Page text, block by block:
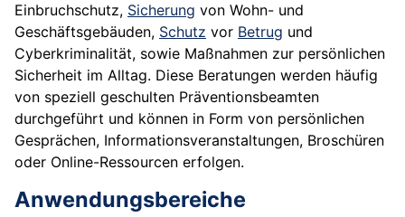
Einbruchschutz, Sicherung von Wohn- und
Geschäftsgebäuden, Schutz vor Betrug und
Cyberkriminalität, sowie Maßnahmen zur persönlichen
Sicherheit im Alltag. Diese Beratungen werden häufig
von speziell geschulten Präventionsbeamten
durchgeführt und können in Form von persönlichen
Gesprächen, Informationsveranstaltungen, Broschüren
oder Online-Ressourcen erfolgen.
Anwendungsbereiche